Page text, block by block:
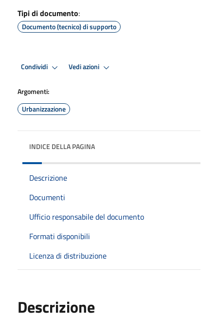
Tipi di documento:
Documento (tecnico) di supporto
Condividi Vedi azioni
Argomenti:
Urbanizzazione
INDICE DELLA PAGINA
Descrizione
Documenti
Ufficio responsabile del documento
Formati disponibili
Licenza di distribuzione
Descrizione